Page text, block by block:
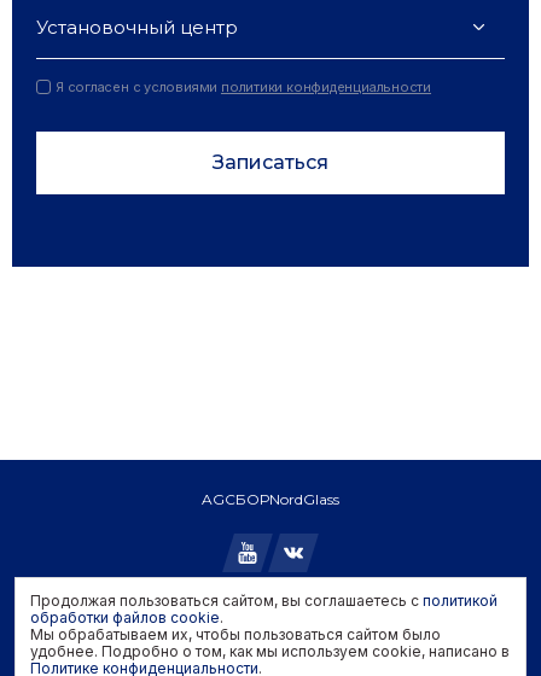
Установочный центр
Я согласен с условиями политики конфиденциальности
Записаться
AGCБОРNordGlass
Copyright © 2026 AGC. All rights reserved.
Политика конфиденциальности
Политика обработки файлов cookie
Продолжая пользоваться сайтом, вы соглашаетесь с политикой
обработки файлов cookie.
Мы обрабатываем их, чтобы пользоваться сайтом было
удобнее. Подробно о том, как мы используем cookie, написано в
Политике конфиденциальности.